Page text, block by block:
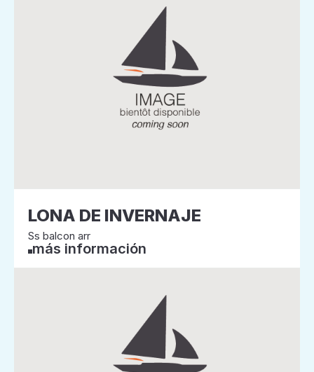
LONA DE INVERNAJE
Ss balcon arr
más información